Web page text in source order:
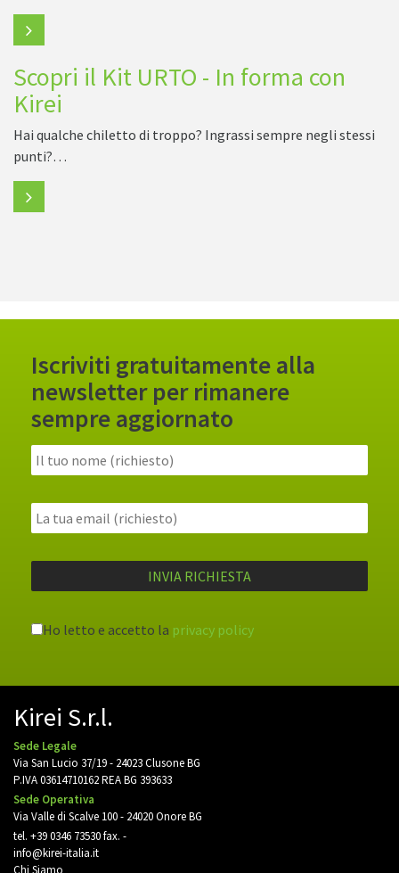
Scopri il Kit URTO - In forma con
Kirei
Hai qualche chiletto di troppo? Ingrassi sempre negli stessi
punti?…
Iscriviti gratuitamente alla
newsletter per rimanere
sempre aggiornato
Ho letto e accetto la privacy policy
Kirei S.r.l.
Sede Legale
Via San Lucio 37/19 - 24023 Clusone BG
P.IVA 03614710162 REA BG 393633
Sede Operativa
Via Valle di Scalve 100 - 24020 Onore BG
tel. +39 0346 73530fax. -
info@kirei-italia.it